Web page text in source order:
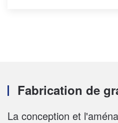
Fabrication de
La conception et